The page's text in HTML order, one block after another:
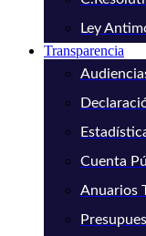
Ley
Transparencia
Cuenta
Anuarios